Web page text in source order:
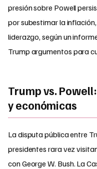
presión sobre Powell
por subestimar la
liderazgo, según un
Trump argumentos para
Trump vs.
y económicas
La disputa pública entre
presidentes rara vez
con George W. Bush. La